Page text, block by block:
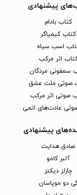
پیشنهادی
کتاب بادام
کتاب کیمیاگر
اسب سیاه
اثر مرکب
سمفونی مردگان
صوتی ملت عشق
صوتی اثر مرکب
عادت‌های اتمی
پیشنهادی
صادق هدایت
آلبر کامو
چارلز دیکنز
دو موپاسان